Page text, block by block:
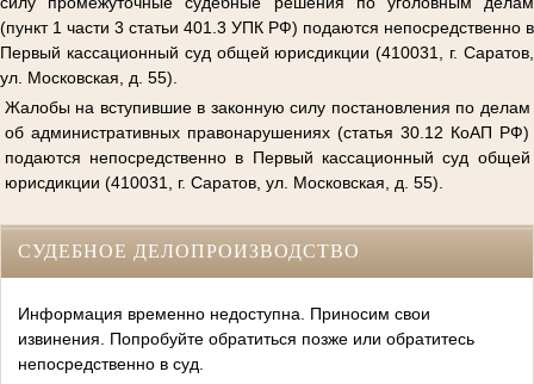
(пункт 1 части 3 статьи 401.3 УПК РФ) подаются непосредственно в
Первый кассационный суд общей юрисдикции (410031, г. Саратов,
ул. Московская, д. 55).
Жалобы на вступившие в законную силу постановления по делам
об административных правонарушениях (статья 30.12 КоАП РФ)
подаются непосредственно в Первый кассационный суд общей
юрисдикции (410031, г. Саратов, ул. Московская, д. 55).
СУДЕБНОЕ ДЕЛОПРОИЗВОДСТВО
Информация временно недоступна. Приносим свои
извинения. Попробуйте обратиться позже или обратитесь
непосредственно в суд.